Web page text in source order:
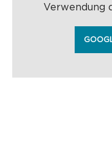
Verwendung